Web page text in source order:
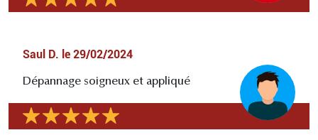
Saul D. le 29/02/2024
Dépannage soigneux et appliqué